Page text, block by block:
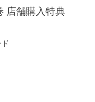
店舗購入特典